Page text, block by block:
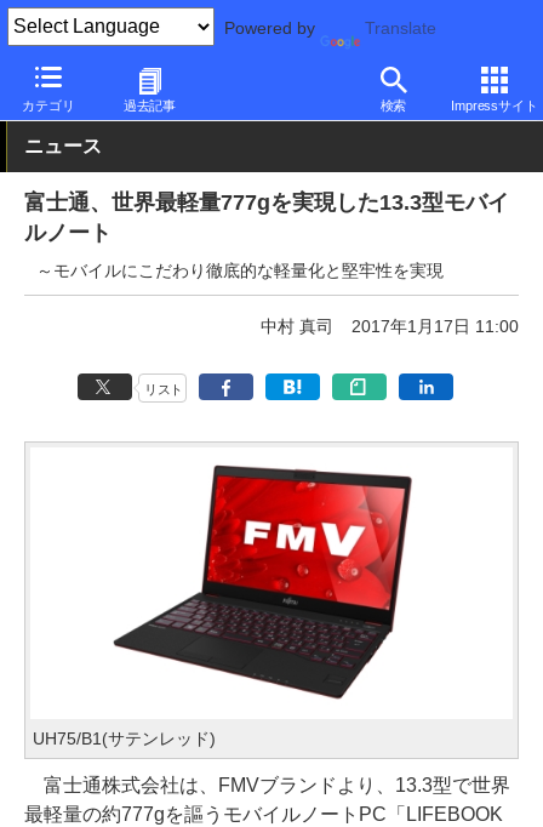
Powered by Translate
カテゴリ 過去記事 検索 Impressサイト
PC Watch パソコン/タブレット/スマートフォン モバイルノート
ニュース
富士通、世界最軽量777gを実現した13.3型モバイ
ルノート
～モバイルにこだわり徹底的な軽量化と堅牢性を実現
中村 真司 2017年1月17日 11:00
リスト
UH75/B1(サテンレッド)
富士通株式会社は、FMVブランドより、13.3型で世界
最軽量の約777gを謳うモバイルノートPC「LIFEBOOK